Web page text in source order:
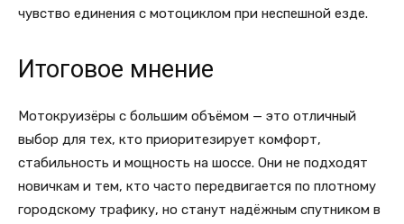
чувство единения с мотоциклом при неспешной езде.
Итоговое мнение
Мотокруизёры с большим объёмом — это отличный
выбор для тех, кто приоритезирует комфорт,
стабильность и мощность на шоссе. Они не подходят
новичкам и тем, кто часто передвигается по плотному
городскому трафику, но станут надёжным спутником в